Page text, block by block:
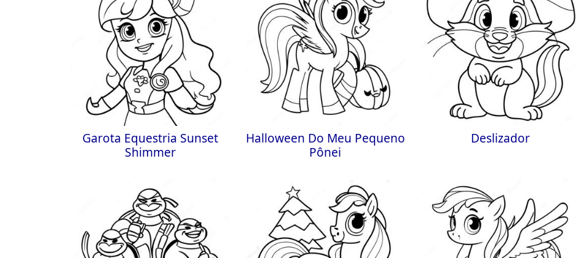
Garota Equestria Sunset
Shimmer
Halloween Do Meu Pequeno
Pônei
Deslizador